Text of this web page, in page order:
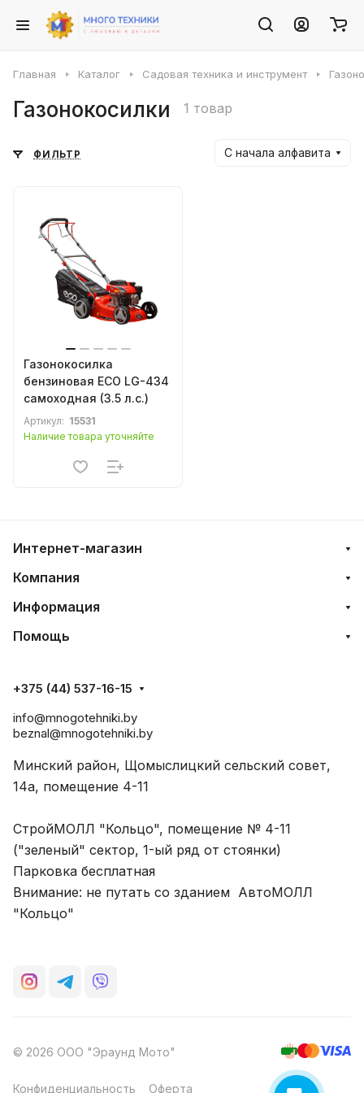
Главная Каталог Садовая техника и инструмент
Газонокосилки 1 товар
ФИЛЬТР С начала алфавита
Газонокосилка
бензиновая ECO LG-434
самоходная (3.5 л.с.)
Артикул: 15531
Наличие товара уточняйте
Интернет-магазин
Компания
Информация
Помощь
+375 (44) 537-16-15
info@mnogotehniki.by
beznal@mnogotehniki.by
Минский район, Щомыслицкий сельский совет,
14а, помещение 4-11
СтройМОЛЛ "Кольцо", помещение № 4-11
("зеленый" сектор, 1-ый ряд от стоянки)
Парковка бесплатная
Внимание: не путать со зданием АвтоМОЛЛ
"Кольцо"
© 2026 ООО "Эраунд Мото"
Конфиденциальность Оферта